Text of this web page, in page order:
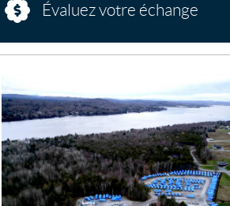
Évaluez votre échange
O
U
V
E
L
L